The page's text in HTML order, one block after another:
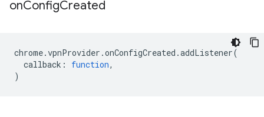
onConfigCreated
chrome.vpnProvider .onConfigCreated .addListener(
callback : function,
)